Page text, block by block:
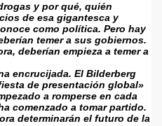
y por qué, quién
de esa gigantesca y
como política. Pero hay
temer a sus gobiernos.
deberían empieza a temer a
encrucijada. El Bilderberg
de presentación global»
a romperse en cada
comenzado a tomar partido.
determinarán el futuro de la